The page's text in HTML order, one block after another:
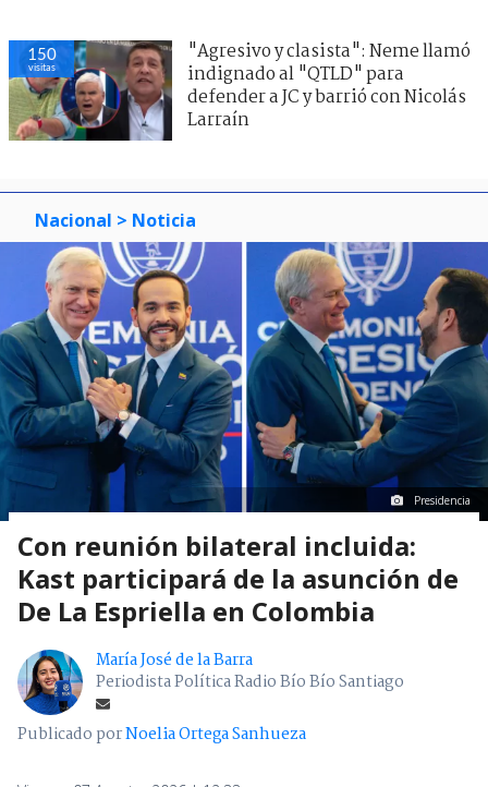
150
visitas
"Agresivo y clasista": Neme llamó
indignado al "QTLD" para
defender a JC y barrió con Nicolás
Larraín
Nacional > Noticia
Presidencia
Con reunión bilateral incluida:
Kast participará de la asunción de
De La Espriella en Colombia
María José de la Barra
Periodista Política Radio Bío Bío Santiago
Publicado porNoelia Ortega Sanhueza